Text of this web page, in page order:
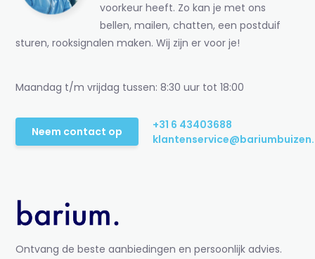
voorkeur heeft. Zo kan je met ons
bellen, mailen, chatten, een postduif
sturen, rooksignalen maken. Wij zijn er voor je!
Maandag t/m vrijdag tussen: 8:30 uur tot 18:00
Neem contact op
+31 6 43403688
Ontvang de beste aanbiedingen en persoonlijk advies.